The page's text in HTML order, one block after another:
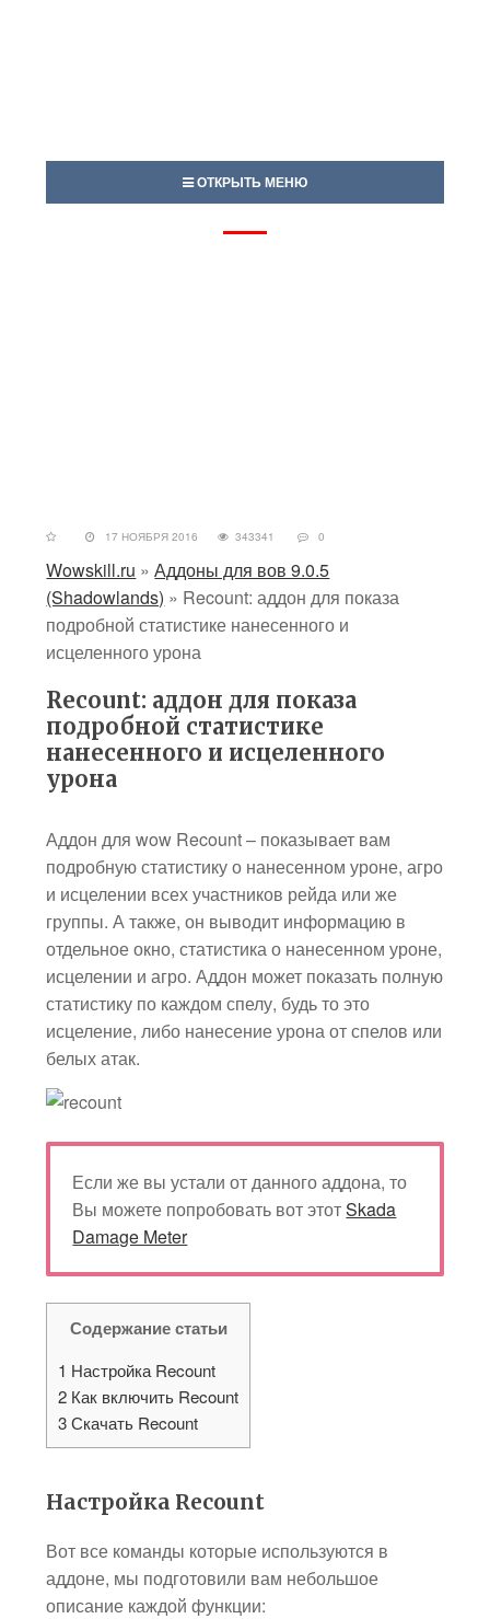
ОТКРЫТЬ МЕНЮ
17 НОЯБРЯ 2016 343341 0
Wowskill.ru »Аддоны для вов 9.0.5
(Shadowlands) » Recount: аддон для показа
подробной статистике нанесенного и
исцеленного урона
Recount: аддон для показа
подробной статистике
нанесенного и исцеленного
урона
Аддон для wow Recount – показывает вам
подробную статистику о нанесенном уроне, агро
и исцелении всех участников рейда или же
группы. А также, он выводит информацию в
отдельное окно, статистика о нанесенном уроне,
исцелении и агро. Аддон может показать полную
статистику по каждом спелу, будь то это
исцеление, либо нанесение урона от спелов или
белых атак.
Если же вы устали от данного аддона, то
Вы можете попробовать вот этотSkada
Damage Meter
Содержание статьи
1 Настройка Recount
2 Как включить Recount
3Скачать Recount
Настройка Recount
Вот все команды которые используются в
аддоне, мы подготовили вам небольшое
описание каждой функции: